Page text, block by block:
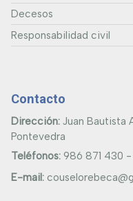
Decesos
Responsabilidad civil
Contacto
Dirección: Juan Bautista
Pontevedra
Teléfonos: 986 871 430 -
E-mail: